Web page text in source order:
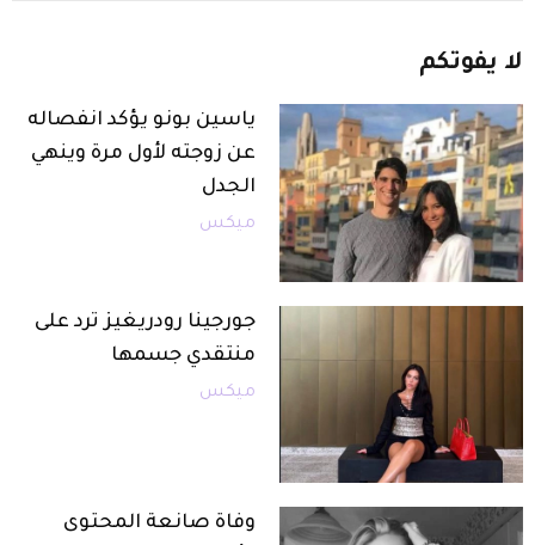
لا يفوتكم
ياسين بونو يؤكد انفصاله
عن زوجته لأول مرة وينهي
الجدل
ميكس
جورجينا رودريغيز ترد على
منتقدي جسمها
ميكس
وفاة صانعة المحتوى